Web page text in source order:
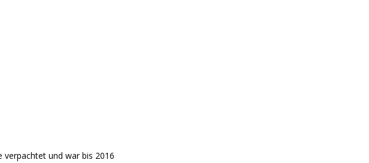
verpachtet und war bis 2016